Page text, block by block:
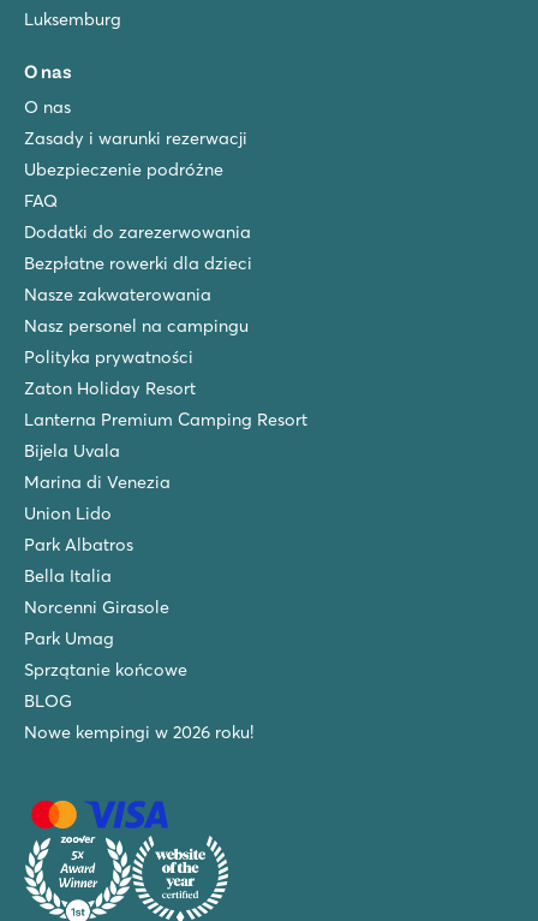
Luksemburg
O nas
O nas
Zasady i warunki rezerwacji
Ubezpieczenie podróżne
FAQ
Dodatki do zarezerwowania
Bezpłatne rowerki dla dzieci
Nasze zakwaterowania
Nasz personel na campingu
Polityka prywatności
Zaton Holiday Resort
Lanterna Premium Camping Resort
Bijela Uvala
Marina di Venezia
Union Lido
Park Albatros
Bella Italia
Norcenni Girasole
Park Umag
Sprzątanie końcowe
BLOG
Nowe kempingi w 2026 roku!